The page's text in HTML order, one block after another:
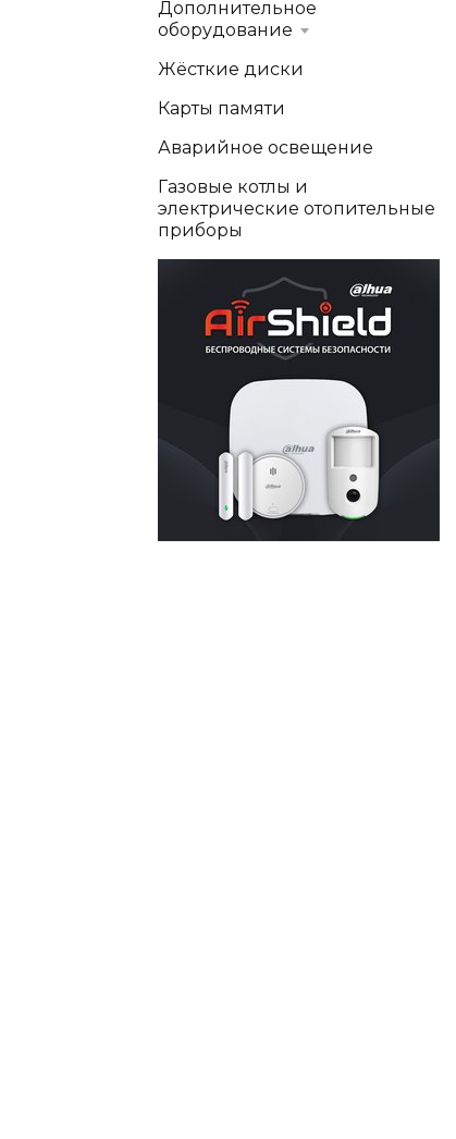
Дополнительное
оборудование
Жёсткие диски
Карты памяти
Аварийное освещение
Газовые котлы и
электрические отопительные
приборы